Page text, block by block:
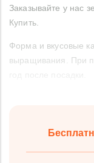
Заказывайте у нас
Купить.
Форма и вкусовые
выращивания. При